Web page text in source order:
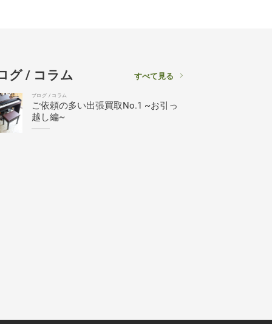
グ / コラム すべて見る
ブログ / コラム
ご依頼の多い出張買取No.1 ~お引っ
越し編~